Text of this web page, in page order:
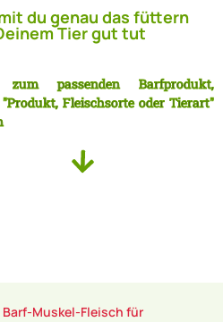
du genau das füttern
Tier gut tut
zum passenden Barfprodukt,
Fleischsorte oder Tierart"
Barf-Muskel-Fleisch für